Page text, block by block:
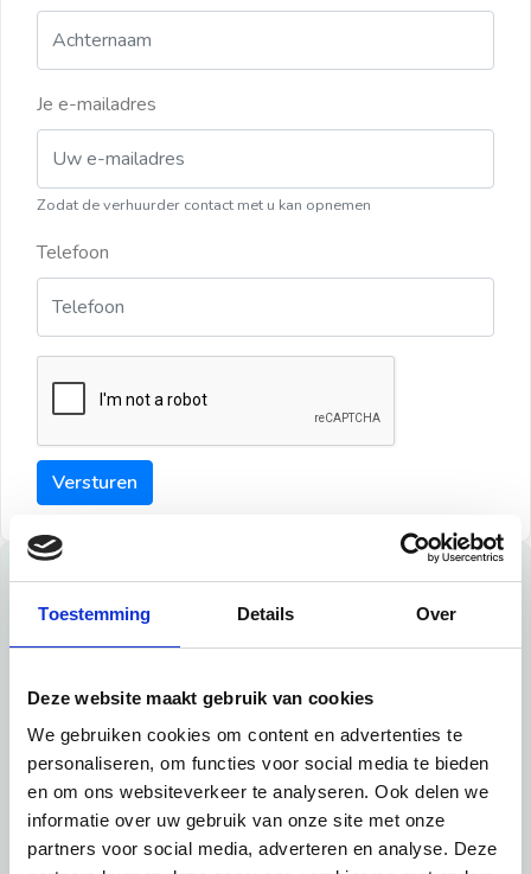
Toestemming Details Over
Deze website maakt gebruik van cookies
We gebruiken cookies om content en advertenties te
personaliseren, om functies voor social media te bieden
en om ons websiteverkeer te analyseren. Ook delen we
informatie over uw gebruik van onze site met onze
partners voor social media, adverteren en analyse. Deze
Je e-mailadres
Zodat de verhuurder contact met u kan opnemen
Telefoon
Versturen
Tips
Tip 1:
Schrijf een duidelijke introductie en geef de volgende
informatie mee:
Ben je student, werkachtig of werkzoekend